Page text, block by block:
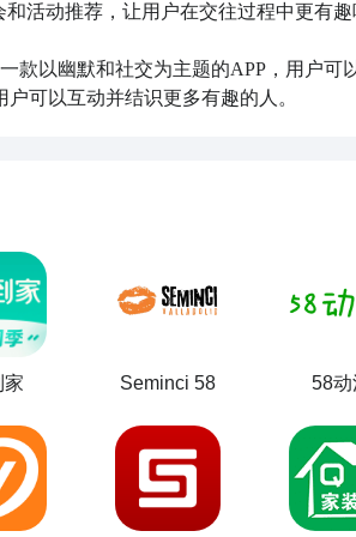
活动推荐，让用户在交往过程中更有趣
款以幽默和社交为主题的APP，用户
可以互动并结识更多有趣的人。
家 Seminci 58 58动